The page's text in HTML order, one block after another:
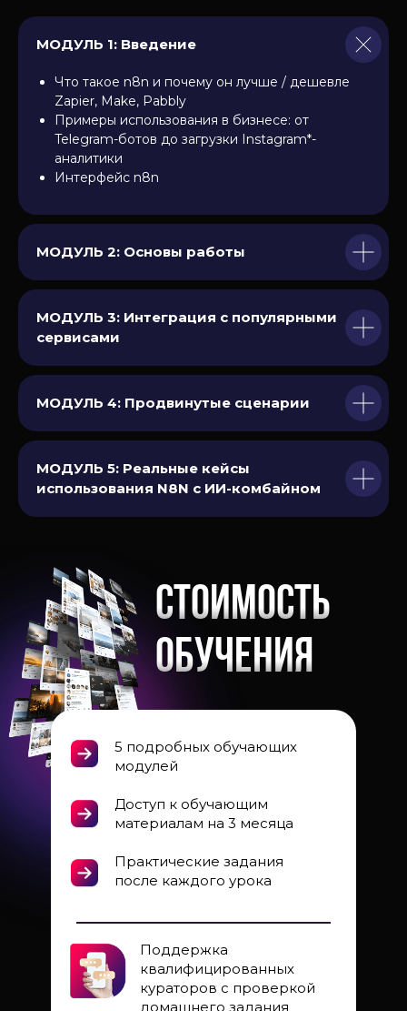
МОДУЛЬ 1: Введение
Что такое n8n и почему он лучше / дешевле
Zapier, Make, Pabbly
Примеры использования в бизнесе: от
Telegram-ботов до загрузки Instagram*-
аналитики
Интерфейс n8n
МОДУЛЬ 2: Основы работы
МОДУЛЬ 3: Интеграция с популярными
сервисами
МОДУЛЬ 4: Продвинутые сценарии
МОДУЛЬ 5: Реальные кейсы
использования N8N с ИИ-комбайном
5 подробных обучающих
модулей
Доступ к обучающим
материалам на 3 месяца
Практические задания
после каждого урока
Поддержка
квалифицированных
кураторов с проверкой
домашнего задания
Стоимость
обучения